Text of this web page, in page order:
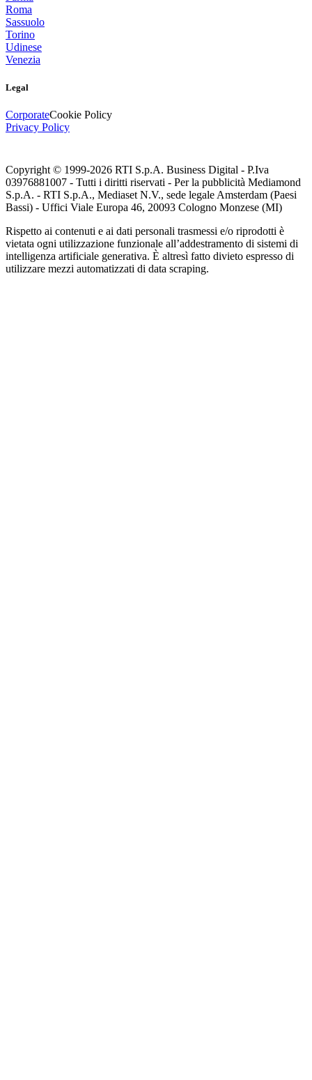
Roma
Sassuolo
Torino
Udinese
Venezia
Legal
CorporateCookie Policy
Privacy Policy
Copyright © 1999-2026 RTI S.p.A. Business Digital - P.Iva
03976881007 - Tutti i diritti riservati - Per la pubblicità Mediamond
S.p.A. - RTI S.p.A., Mediaset N.V., sede legale Amsterdam (Paesi
Bassi) - Uffici Viale Europa 46, 20093 Cologno Monzese (MI)
Rispetto ai contenuti e ai dati personali trasmessi e/o riprodotti è
vietata ogni utilizzazione funzionale all’addestramento di sistemi di
intelligenza artificiale generativa. È altresì fatto divieto espresso di
utilizzare mezzi automatizzati di data scraping.